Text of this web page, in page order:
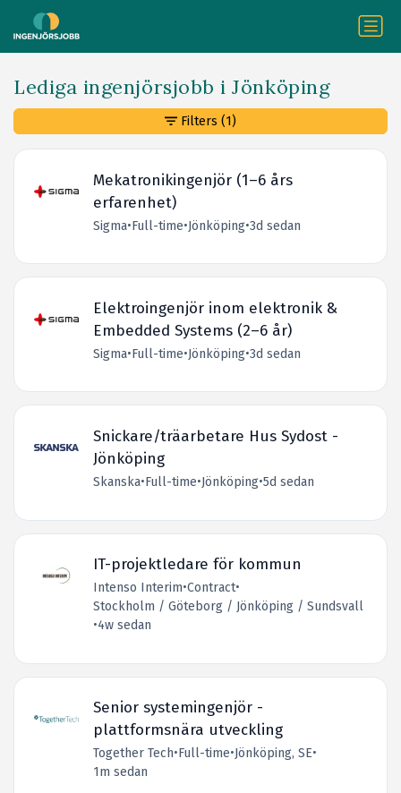
Lediga ingenjörsjobb i Jönköping
Mekatronikingenjör (1–6 års
erfarenhet)
Sigma•Full-time•Jönköping•3d sedan
Elektroingenjör inom elektronik &
Embedded Systems (2–6 år)
Sigma•Full-time•Jönköping•3d sedan
Snickare/träarbetare Hus Sydost -
Jönköping
Skanska•Full-time•Jönköping•5d sedan
IT-projektledare för kommun
Intenso Interim•Contract•
Stockholm / Göteborg / Jönköping / Sundsvall
•4w sedan
Senior systemingenjör -
plattformsnära utveckling
Together Tech•Full-time•Jönköping, SE•
1m sedan
Filters (1)